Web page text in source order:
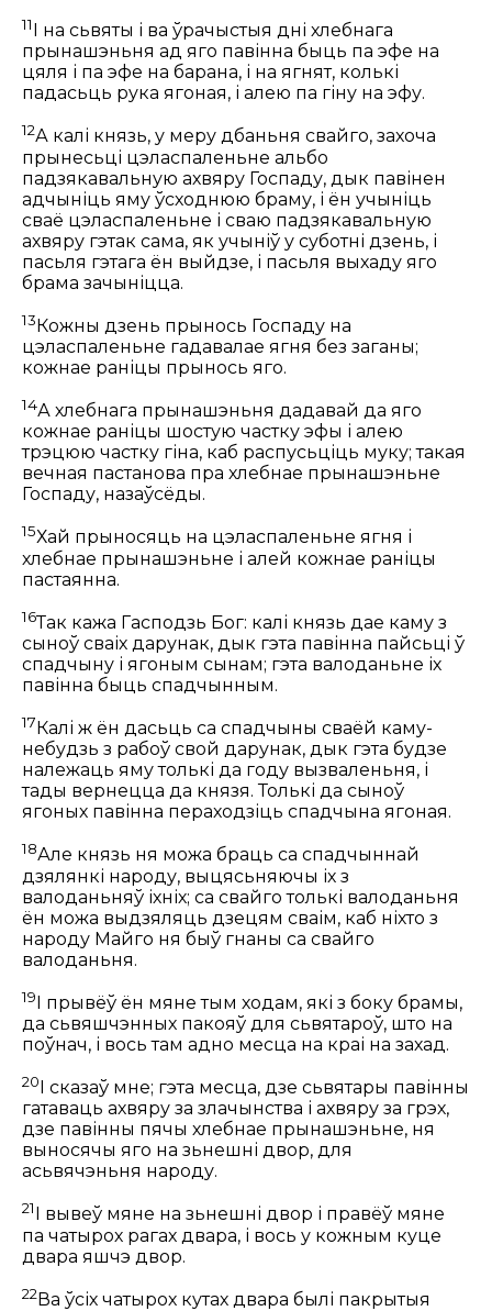
11
І на сьвяты і ва ўрачыстыя дні хлебнага
прынашэньня ад яго павінна быць па эфе на
цяля і па эфе на барана, і на ягнят, колькі
падасьць рука ягоная, і алею па гіну на эфу.
12А калі князь, у меру дбаньня свайго, захоча
прынесьці цэласпаленьне альбо
падзякавальную ахвяру Госпаду, дык павінен
адчыніць яму ўсходнюю браму, і ён учыніць
сваё цэласпаленьне і сваю падзякавальную
ахвяру гэтак сама, як учыніў у суботні дзень, і
пасьля гэтага ён выйдзе, і пасьля выхаду яго
брама зачыніцца.
13Кожны дзень прынось Госпаду на
цэласпаленьне гадавалае ягня без заганы;
кожнае раніцы прынось яго.
14А хлебнага прынашэньня дадавай да яго
кожнае раніцы шостую частку эфы і алею
трэцюю частку гіна, каб распусьціць муку; такая
вечная пастанова пра хлебнае прынашэньне
Госпаду, назаўсёды.
15Хай прыносяць на цэласпаленьне ягня і
хлебнае прынашэньне і алей кожнае раніцы
пастаянна.
16Так кажа Гасподзь Бог: калі князь дае каму з
сыноў сваіх дарунак, дык гэта павінна пайсьці ў
спадчыну і ягоным сынам; гэта валоданьне іх
павінна быць спадчынным.
17 Калі ж ён дасьць са спадчыны сваёй каму-
небудзь з рабоў свой дарунак, дык гэта будзе
належаць яму толькі да году вызваленьня, і
тады вернецца да князя. Толькі да сыноў
ягоных павінна пераходзіць спадчына ягоная.
18Але князь ня можа браць са спадчыннай
дзялянкі народу, выцясьняючы іх з
валоданьняў іхніх; са свайго толькі валоданьня
ён можа выдзяляць дзецям сваім, каб ніхто з
народу Майго ня быў гнаны са свайго
валоданьня.
19І прывёў ён мяне тым ходам, які з боку брамы,
да сьвяшчэнных пакояў для сьвятароў, што на
поўнач, і вось там адно месца на краі на захад.
20
І сказаў мне; гэта месца, дзе сьвятары павінны
гатаваць ахвяру за злачынства і ахвяру за грэх,
дзе павінны пячы хлебнае прынашэньне, ня
выносячы яго на зьнешні двор, для
асьвячэньня народу.
21
І вывеў мяне на зьнешні двор і правёў мяне
па чатырох рагах двара, і вось у кожным куце
двара яшчэ двор.
22Ва ўсіх чатырох кутах двара былі пакрытыя